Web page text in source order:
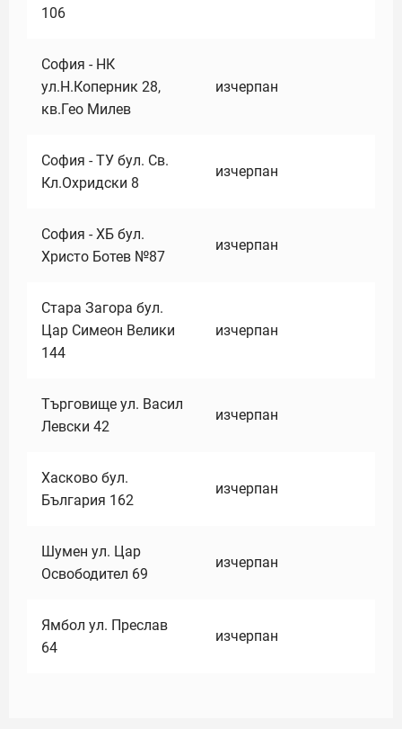
106
София - НК
ул.Н.Коперник 28,
кв.Гео Милев
изчерпан
София - ТУ бул. Св.
Кл.Охридски 8
изчерпан
София - ХБ бул.
Христо Ботев №87
изчерпан
Стара Загора бул.
Цар Симеон Велики
144
изчерпан
Търговище ул. Васил
Левски 42
изчерпан
Хасково бул.
България 162
изчерпан
Шумен ул. Цар
Освободител 69
изчерпан
Ямбол ул. Преслав
64
изчерпан